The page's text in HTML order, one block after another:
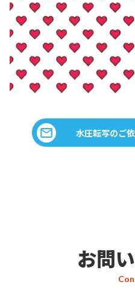
水圧転写のご
お問